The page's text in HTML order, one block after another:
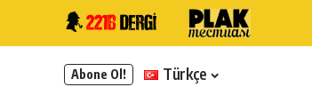
Abone Ol! Türkçe